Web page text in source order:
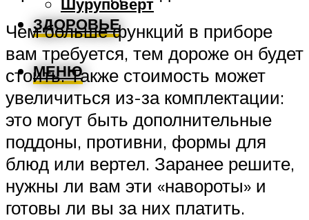
Шуруповерт
ЗДОРОВЬЕ
МЕНЮ
Чем больше функций в приборе
вам требуется, тем дороже он будет
стоить. Также стоимость может
увеличиться из-за комплектации:
это могут быть дополнительные
поддоны, противни, формы для
блюд или вертел. Заранее решите,
нужны ли вам эти «навороты» и
готовы ли вы за них платить.